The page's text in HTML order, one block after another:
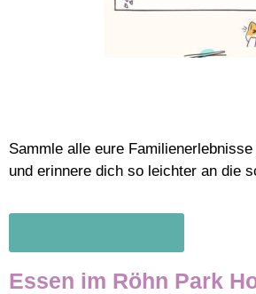
Sammle alle eure
und erinnere dich so leichter an die
Essen im Röhn Park